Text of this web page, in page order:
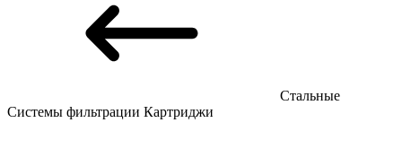
Стальные
Системы фильтрации Картриджи